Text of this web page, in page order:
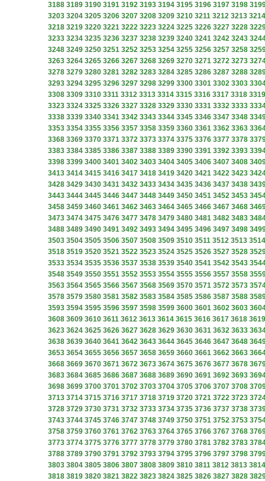
3188 3189 3190 3191 3192 3193 3194 3195 3196 3197 3198
3203 3204 3205 3206 3207 3208 3209 3210 3211 3212 3213 3214
3218 3219 3220 3221 3222 3223 3224 3225 3226 3227 3228
3233 3234 3235 3236 3237 3238 3239 3240 3241 3242 3243
3248 3249 3250 3251 3252 3253 3254 3255 3256 3257 3258
3263 3264 3265 3266 3267 3268 3269 3270 3271 3272 3273
3278 3279 3280 3281 3282 3283 3284 3285 3286 3287 3288
3293 3294 3295 3296 3297 3298 3299 3300 3301 3302 3303
3308 3309 3310 3311 3312 3313 3314 3315 3316 3317 3318 3319
3323 3324 3325 3326 3327 3328 3329 3330 3331 3332 3333
3338 3339 3340 3341 3342 3343 3344 3345 3346 3347 3348
3353 3354 3355 3356 3357 3358 3359 3360 3361 3362 3363
3368 3369 3370 3371 3372 3373 3374 3375 3376 3377 3378
3383 3384 3385 3386 3387 3388 3389 3390 3391 3392 3393
3398 3399 3400 3401 3402 3403 3404 3405 3406 3407 3408
3413 3414 3415 3416 3417 3418 3419 3420 3421 3422 3423
3428 3429 3430 3431 3432 3433 3434 3435 3436 3437 3438
3443 3444 3445 3446 3447 3448 3449 3450 3451 3452 3453
3458 3459 3460 3461 3462 3463 3464 3465 3466 3467 3468
3473 3474 3475 3476 3477 3478 3479 3480 3481 3482 3483
3488 3489 3490 3491 3492 3493 3494 3495 3496 3497 3498
3503 3504 3505 3506 3507 3508 3509 3510 3511 3512 3513 3514
3518 3519 3520 3521 3522 3523 3524 3525 3526 3527 3528
3533 3534 3535 3536 3537 3538 3539 3540 3541 3542 3543
3548 3549 3550 3551 3552 3553 3554 3555 3556 3557 3558
3563 3564 3565 3566 3567 3568 3569 3570 3571 3572 3573
3578 3579 3580 3581 3582 3583 3584 3585 3586 3587 3588
3593 3594 3595 3596 3597 3598 3599 3600 3601 3602 3603
3608 3609 3610 3611 3612 3613 3614 3615 3616 3617 3618 3619
3623 3624 3625 3626 3627 3628 3629 3630 3631 3632 3633
3638 3639 3640 3641 3642 3643 3644 3645 3646 3647 3648
3653 3654 3655 3656 3657 3658 3659 3660 3661 3662 3663
3668 3669 3670 3671 3672 3673 3674 3675 3676 3677 3678
3683 3684 3685 3686 3687 3688 3689 3690 3691 3692 3693
3698 3699 3700 3701 3702 3703 3704 3705 3706 3707 3708
3713 3714 3715 3716 3717 3718 3719 3720 3721 3722 3723
3728 3729 3730 3731 3732 3733 3734 3735 3736 3737 3738
3743 3744 3745 3746 3747 3748 3749 3750 3751 3752 3753
3758 3759 3760 3761 3762 3763 3764 3765 3766 3767 3768
3773 3774 3775 3776 3777 3778 3779 3780 3781 3782 3783
3788 3789 3790 3791 3792 3793 3794 3795 3796 3797 3798
3803 3804 3805 3806 3807 3808 3809 3810 3811 3812 3813 3814
3818 3819 3820 3821 3822 3823 3824 3825 3826 3827 3828